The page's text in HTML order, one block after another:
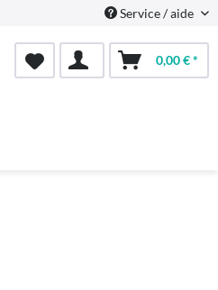
Service / aide
0,00 € *